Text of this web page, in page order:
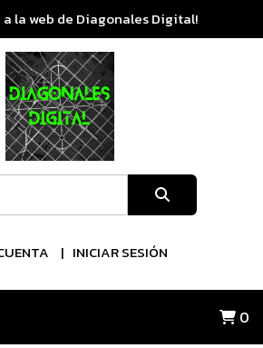
a la web de Diagonales Digital!
INICIAR SESIÓN
0